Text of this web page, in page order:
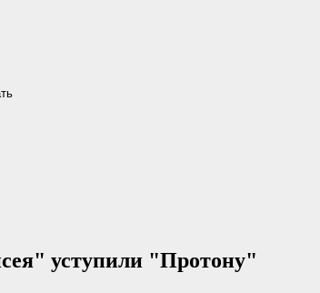
уступили "Протону"